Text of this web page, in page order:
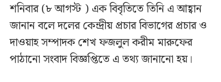
শনিবার (৮ আগস্ট ) এক বিবৃতিতে তিনি এ আহ্বান
জানান বলে দলের কেন্দ্রীয় প্রচার বিভাগের প্রচার ও
দাওয়াহ সম্পাদক শেখ ফজলুল করীম মারুফের
পাঠানো সংবাদ বিজ্ঞপ্তিতে এ তথ্য জানানো হয়।